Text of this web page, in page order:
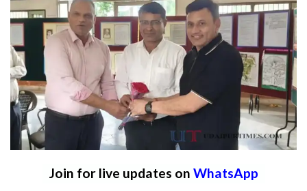
Join for live updates on WhatsApp